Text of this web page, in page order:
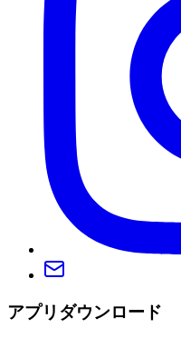
アプリダウンロード